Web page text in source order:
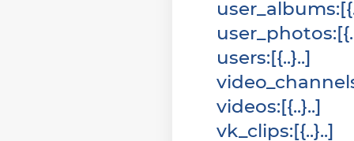
user_albums:[{
user_photos:[{
users:[{ } ]
videos:[{ } ]
vk_clips:[{ } ]